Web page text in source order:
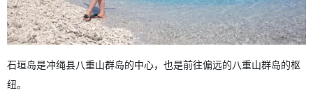
石垣岛是冲绳县八重山群岛的中心，也是前往偏远的八重山群岛的枢
纽。